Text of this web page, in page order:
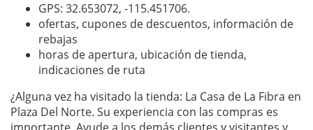
GPS: 32.653072, -115.451706.
ofertas, cupones de descuentos, información de
rebajas
horas de apertura, ubicación de tienda,
indicaciones de ruta
¿Alguna vez ha visitado la tienda: La Casa de La Fibra en
Plaza Del Norte. Su experiencia con las compras es